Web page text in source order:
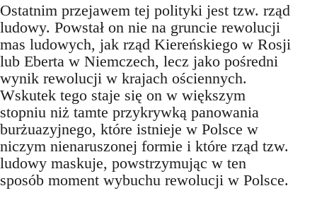
Ostatnim przejawem tej polityki jest tzw. rząd
ludowy. Powstał on nie na gruncie rewolucji
mas ludowych, jak rząd Kiereńskiego w Rosji
lub Eberta w Niemczech, lecz jako pośredni
wynik rewolucji w krajach ościennych.
Wskutek tego staje się on w większym
stopniu niż tamte przykrywką panowania
burżuazyjnego, które istnieje w Polsce w
niczym nienaruszonej formie i które rząd tzw.
ludowy maskuje, powstrzymując w ten
sposób moment wybuchu rewolucji w Polsce.